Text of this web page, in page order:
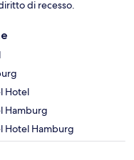
di recesso.
Hotel
Hamburg
Hotel Hamburg